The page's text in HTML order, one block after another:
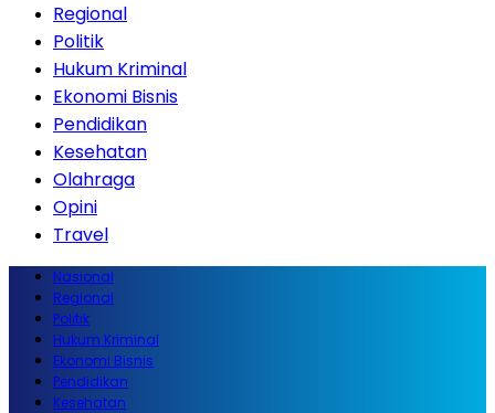
Regional
Politik
Hukum Kriminal
Ekonomi Bisnis
Pendidikan
Kesehatan
Olahraga
Opini
Travel
Nasional
Regional
Politik
Hukum Kriminal
Ekonomi Bisnis
Pendidikan
Kesehatan